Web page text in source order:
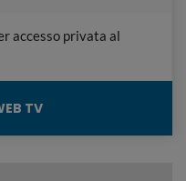
accesso privata al
TV